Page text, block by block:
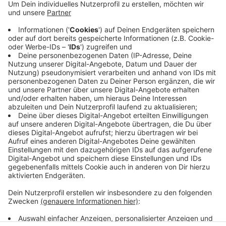
Dorfbauerschaft ist schief gelaufen. Die Maschine
schoss über die Landebahn hinaus, durch einen
Weidezaun und landete in einem Graben. Für den
Piloten ging es glimpflich aus. Rettungskräfte
untersuchten ihn zwar, ins Krankenhaus nahmen sie ihn
aber nicht mit. Andere Menschen waren nicht an Bord.
Das Kleinflugzeug wurde stark beschädigt.
Anzeige
Anzeige